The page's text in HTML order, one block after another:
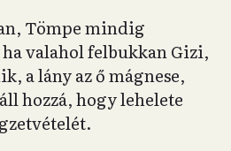
Tömpe mindig
valahol felbukkan Gizi,
a lány az ő mágnese,
hozzá, hogy lehelete